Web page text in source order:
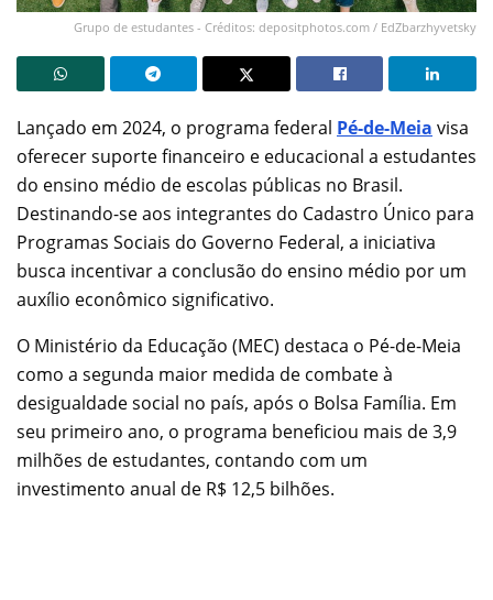
Grupo de estudantes - Créditos: depositphotos.com / EdZbarzhyvetsky
Lançado em 2024, o programa federal Pé-de-Meia visa
oferecer suporte financeiro e educacional a estudantes
do ensino médio de escolas públicas no Brasil.
Destinando-se aos integrantes do Cadastro Único para
Programas Sociais do Governo Federal, a iniciativa
busca incentivar a conclusão do ensino médio por um
auxílio econômico significativo.
O Ministério da Educação (MEC) destaca o Pé-de-Meia
como a segunda maior medida de combate à
desigualdade social no país, após o Bolsa Família. Em
seu primeiro ano, o programa beneficiou mais de 3,9
milhões de estudantes, contando com um
investimento anual de R$ 12,5 bilhões.